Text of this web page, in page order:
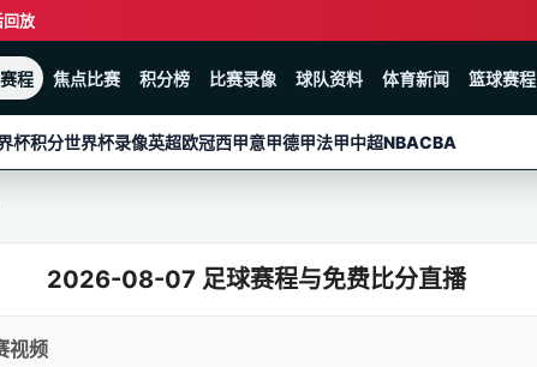
回放
程 焦点比赛 积分榜 比赛录像 球队资料 体育新闻 篮球赛程
杯积分世界杯录像英超欧冠西甲意甲德甲法甲中超NBACBA
2026-08-07 足球赛程与免费比分直播
视频